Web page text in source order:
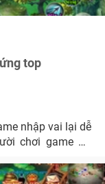
top
nhập vai lại dễ
chơi game Tứ